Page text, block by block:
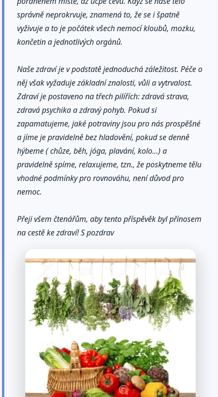
správně neprokrvuje, znamená to, že se i špatně
vyživuje a to je počátek všech nemocí kloubů, mozku,
končetin a jednotlivých orgánů.
Naše zdraví je v podstatě jednoduchá záležitost. Péče o
něj však vyžaduje základní znalosti, vůli a vytrvalost.
Zdraví je postaveno na třech pilířích: zdravá strava,
zdravá psychika a zdravý pohyb. Pokud si
zapamatujeme, jaké potraviny jsou pro nás prospěšné
a jíme je pravidelně bez hladovění, pokud se denně
hýbeme ( chůze, běh, jóga, plavání, kolo...) a
pravidelně spíme, relaxujeme, tzn., že poskytneme tělu
vhodné podmínky pro rovnováhu, není důvod pro
nemoc.
Přeji všem čtenářům, aby tento příspěvěk byl přínosem
na cestě ke zdraví! S pozdrav